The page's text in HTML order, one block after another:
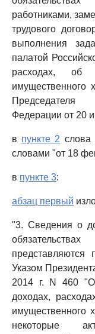
работниками,
трудового
выполнения
палатой
расходах, об
имущественного
Федерации от 20
в пункте 2 слова
словами "от 18
в пункте 3:
абзац первый
"3. Сведения о
представляются
Указом
2014 г. N 460
доходах,
имущественного
некоторые